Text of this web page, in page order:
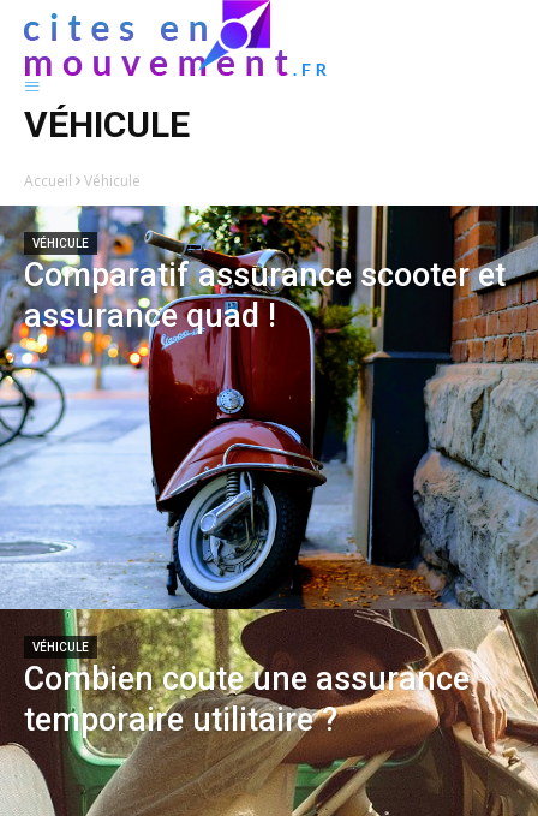
VÉHICULE
Accueil Véhicule
VÉHICULE
Comparatif assurance scooter et
assurance quad !
VÉHICULE
Combien coute une assurance
temporaire utilitaire ?